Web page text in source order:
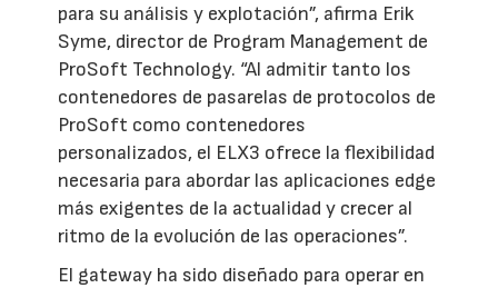
para su análisis y explotación”, afirma Erik
Syme, director de Program Management de
ProSoft Technology. “Al admitir tanto los
contenedores de pasarelas de protocolos de
ProSoft como contenedores
personalizados, el ELX3 ofrece la flexibilidad
necesaria para abordar las aplicaciones edge
más exigentes de la actualidad y crecer al
ritmo de la evolución de las operaciones”.
El gateway ha sido diseñado para operar en